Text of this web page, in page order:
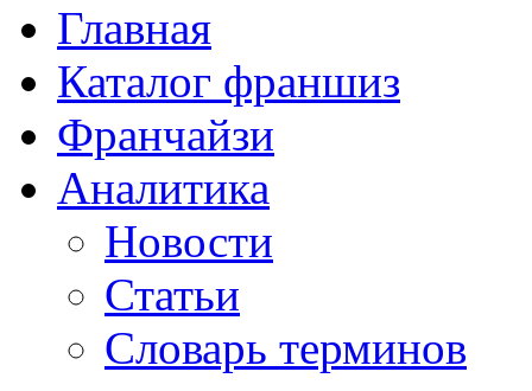
Главная
Каталог франшиз
Франчайзи
Аналитика
Новости
Статьи
Словарь терминов